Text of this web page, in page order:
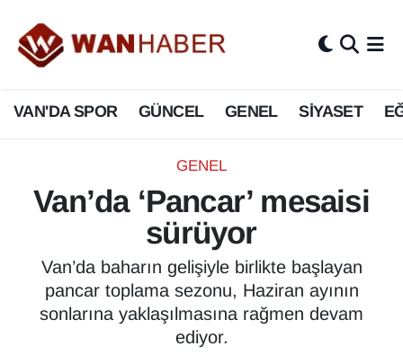
VAN'DA SPOR GÜNCEL GENEL SİYASET
GENEL
Van’da ‘Pancar’ mesaisi
sürüyor
Van’da baharın gelişiyle birlikte başlayan
pancar toplama sezonu, Haziran ayının
sonlarına yaklaşılmasına rağmen devam
ediyor.
3.SAYFA
ASAYİŞ
BİLİM VE TEKNOLOJİ
Biyografi
ÇEVRE
Van Nöbetçi Eczaneler
Van Hava Durumu
Van Namaz Vakitleri
Van Trafik Yoğunluk Haritası
Süper Lig Puan Durumu ve Fikstür
Tüm Manşetler
Son Dakika Haberleri